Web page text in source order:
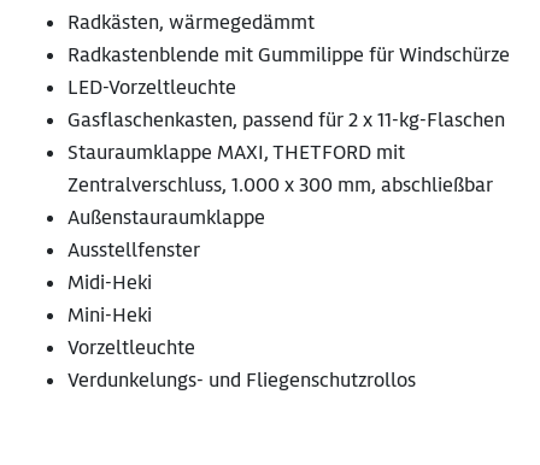
Radkästen, wärmegedämmt
Radkastenblende mit Gummilippe für Windschürze
LED-Vorzeltleuchte
Gasflaschenkasten, passend für 2 x 11-kg-Flaschen
Stauraumklappe MAXI, THETFORD mit
Zentralverschluss, 1.000 x 300 mm, abschließbar
Außenstauraumklappe
Ausstellfenster
Midi-Heki
Mini-Heki
Vorzeltleuchte
Verdunkelungs- und Fliegenschutzrollos